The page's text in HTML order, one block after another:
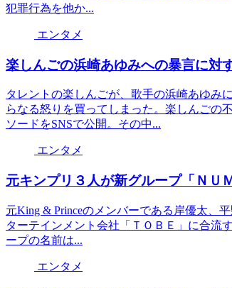
犯罪行為を他か...
エンタメ
楽しんごの浜崎あゆみへの暴言に対
タレントの楽しんごが、歌手の浜崎あゆみ
らなる怒りを買ってしまった。楽しんごの
ソードをSNSで公開。その中...
エンタメ
元キンプリ３人が新グループ「ＮＵ
元King & Princeのメンバーである岸優太、
ターテインメント会社「ＴＯＢＥ」に合流
ープの名前は...
エンタメ